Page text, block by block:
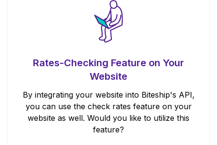
Rates-Checking Feature on Your
Website
By integrating your website into Biteship's API,
you can use the check rates feature on your
website as well. Would you like to utilize this
feature?